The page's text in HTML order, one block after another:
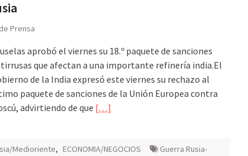
Prensa
aprobó el viernes su 18.º paquete de sanciones
que afectan a una importante refinería india.El
de la India expresó este viernes su rechazo al
paquete de sanciones de la Unión Europea contra
advirtiendo de que […]
Medioriente, ECONOMIA/NEGOCIOS
Guerra Rusia-